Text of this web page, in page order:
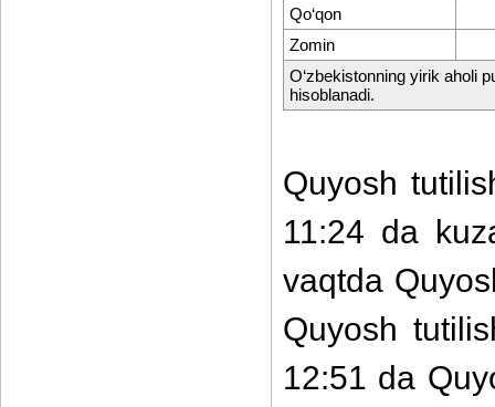
Qo‘qon
Zomin
O‘zbekistonning yirik aholi
hisoblanadi.
Quyosh
11:24 da
vaqtda
Quyosh
12:51 da